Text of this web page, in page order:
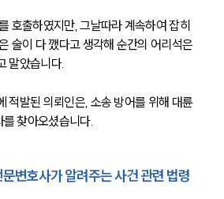
호출하였지만, 그날따라 계속하여 잡히
술이 다 깼다고 생각해 순간의 어리석은
말았습니다.
적발된 의뢰인은, 소송 방어를 위해 대륜
찾아오셨습니다.
변호사가 알려주는 사건 관련 법령